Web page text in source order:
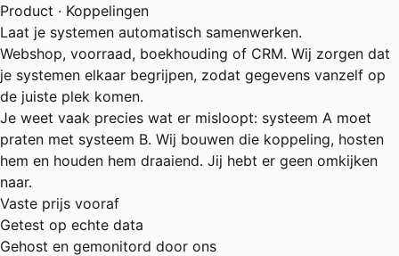
Product · Koppelingen
Laat je systemen automatisch samenwerken.
Webshop, voorraad, boekhouding of CRM. Wij zorgen dat
je systemen elkaar begrijpen, zodat gegevens vanzelf op
de juiste plek komen.
Je weet vaak precies wat er misloopt: systeem A moet
praten met systeem B. Wij bouwen die koppeling, hosten
hem en houden hem draaiend. Jij hebt er geen omkijken
naar.
Vaste prijs vooraf
Getest op echte data
Gehost en gemonitord door ons